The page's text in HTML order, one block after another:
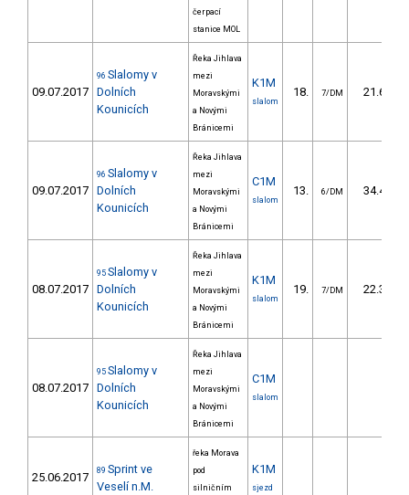
čerpací
stanice MOL
09.07.2017
96 Slalomy v
Dolních
Kounicích
Řeka Jihlava
mezi
Moravskými
a Novými
Bránicemi
K1M
slalom
18. 7/DM 21.60
09.07.2017
96 Slalomy v
Dolních
Kounicích
Řeka Jihlava
mezi
Moravskými
a Novými
Bránicemi
C1M
slalom
13. 6/DM 34.40
08.07.2017
95 Slalomy v
Dolních
Kounicích
Řeka Jihlava
mezi
Moravskými
a Novými
Bránicemi
K1M
slalom
19. 7/DM 22.30
08.07.2017
95 Slalomy v
Dolních
Kounicích
Řeka Jihlava
mezi
Moravskými
a Novými
Bránicemi
C1M
slalom
25.06.2017 89 Sprint ve
Veselí n.M.
řeka Morava
pod
silničním
K1M
sjezd